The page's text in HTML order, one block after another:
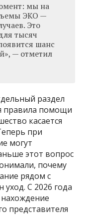
мы на
ЭКО —
Это
тысяч
шанс
— отметил
раздел
правила помощи
касается
при
могут
этот вопрос
почему
рядом с
С 2026 года
представителя